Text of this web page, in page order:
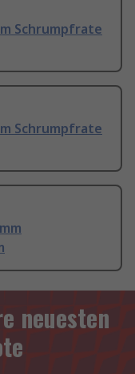
Schrumpfrate
Schrumpfrate
neuesten